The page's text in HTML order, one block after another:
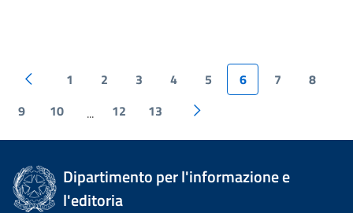
1 2 3 4 5 6 7
8
9
10 ... 12 13
Dipartimento per l'informazione e
l'editoria